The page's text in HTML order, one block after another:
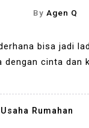
By Agen Q
bisa jadi
dengan cinta dan
Usaha Rumahan